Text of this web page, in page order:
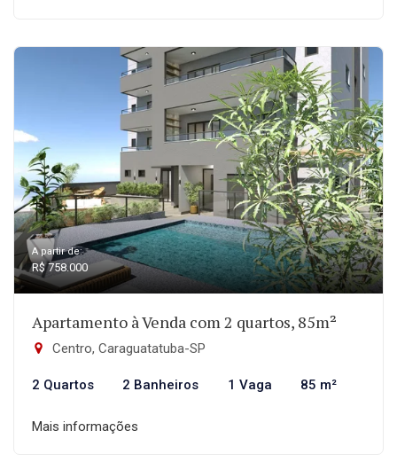
A partir de:
R$ 758.000
Apartamento à Venda com 2 quartos, 85m²
Centro, Caraguatatuba-SP
2 Quartos 2 Banheiros 1 Vaga 85 m²
Mais informações